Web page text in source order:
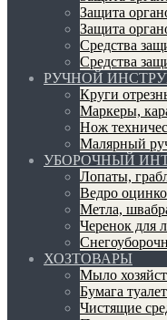
Защита
Защита
Средства
Средства
РУЧНОЙ
Круги
Маркеры,
Нож
Малярный
УБОРОЧНЫЙ
Лопаты,
Ведро
Метла,
Черенок для
ХОЗТОВАРЫ
Мыло
Бумага
Чистящие